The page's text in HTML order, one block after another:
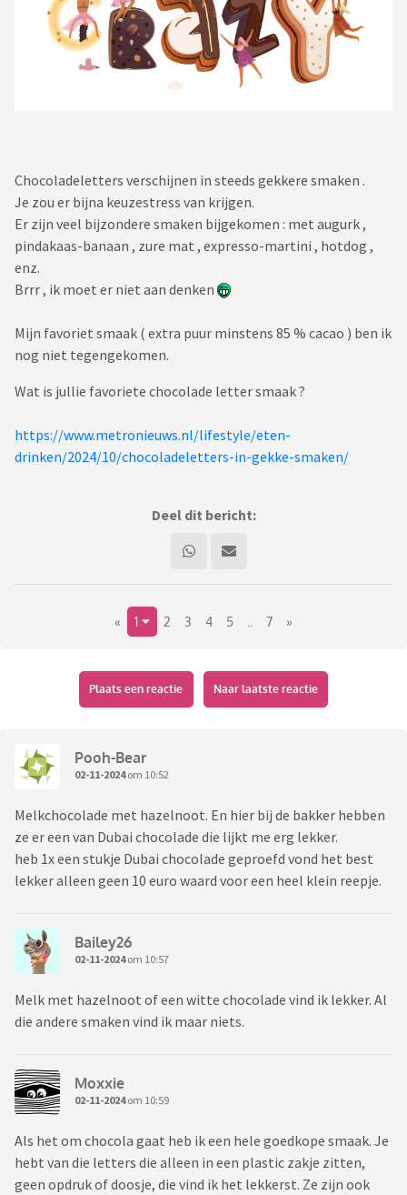
Chocoladeletters verschijnen in steeds gekkere smaken .
Je zou er bijna keuzestress van krijgen.
Er zijn veel bijzondere smaken bijgekomen : met augurk ,
pindakaas-banaan , zure mat , expresso-martini , hotdog ,
enz.
Brrr , ik moet er niet aan denken
Mijn favoriet smaak ( extra puur minstens 85 % cacao ) ben ik
nog niet tegengekomen.
Wat is jullie favoriete chocolade letter smaak ?
https://www.metronieuws.nl/lifestyle/eten-
drinken/2024/10/chocoladeletters-in-gekke-smaken/
Deel dit bericht:
« 1 2 3 4 5 7 »
Plaats een reactie Naar laatste reactie
Pooh-Bear
02-11-2024om 10:52
Melkchocolade met hazelnoot. En hier bij de bakker hebben
ze er een van Dubai chocolade die lijkt me erg lekker.
heb 1x een stukje Dubai chocolade geproefd vond het best
lekker alleen geen 10 euro waard voor een heel klein reepje.
Bailey26
02-11-2024om 10:57
Melk met hazelnoot of een witte chocolade vind ik lekker. Al
die andere smaken vind ik maar niets.
Moxxie
02-11-2024om 10:59
Als het om chocola gaat heb ik een hele goedkope smaak. Je
hebt van die letters die alleen in een plastic zakje zitten,
geen opdruk of doosje, die vind ik het lekkerst. Ze zijn ook